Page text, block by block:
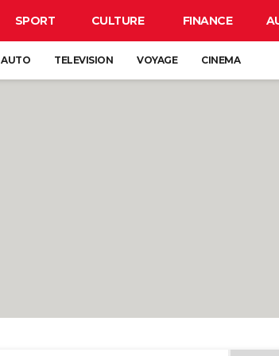
SPORT CULTURE FINANCE
AUTO TELEVISION VOYAGE CINEMA